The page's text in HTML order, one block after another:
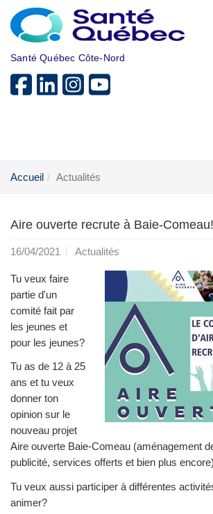
Aller au menu principal
Santé Québec Côte-Nord
Accueil Actualités
Aire ouverte recrute à Baie-Comeau!
16/04/2021 Actualités
Tu veux faire
partie d'un
comité fait par
les jeunes et
pour les jeunes?
Tu as de 12 à 25
ans et tu veux
donner ton
opinion sur le
nouveau projet
Aire ouverte Baie-Comeau (aménagement
publicité, services offerts et bien plus
Tu veux aussi participer à différentes
animer?